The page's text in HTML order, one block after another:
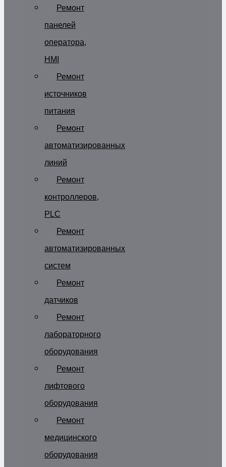
Ремонт
панелей
оператора,
HMI
Ремонт
источников
питания
Ремонт
автоматизированных
линий
Ремонт
контроллеров,
PLC
Ремонт
автоматизированных
систем
Ремонт
датчиков
Ремонт
лабораторного
оборудования
Ремонт
лифтового
оборудования
Ремонт
медицинского
оборудования